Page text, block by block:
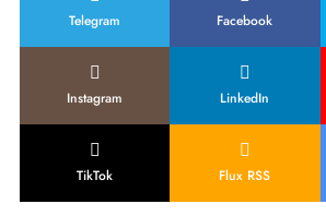
Telegram Facebook
Instagram LinkedIn
TikTok Flux RSS